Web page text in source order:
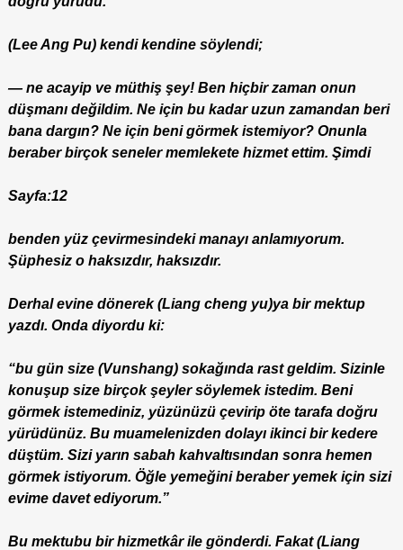
(Lee Ang Pu) kendi kendine söylendi;
— ne acayip ve müthiş şey! Ben hiçbir zaman onun
düşmanı değildim. Ne için bu kadar uzun zamandan beri
bana dargın? Ne için beni görmek istemiyor? Onunla
beraber birçok seneler memlekete hizmet ettim. Şimdi
Sayfa:12
benden yüz çevirmesindeki manayı anlamıyorum.
Şüphesiz o haksızdır, haksızdır.
Derhal evine dönerek (Liang cheng yu)ya bir mektup
yazdı. Onda diyordu ki:
“bu gün size (Vunshang) sokağında rast geldim. Sizinle
konuşup size birçok şeyler söylemek istedim. Beni
görmek istemediniz, yüzünüzü çevirip öte tarafa doğru
yürüdünüz. Bu muamelenizden dolayı ikinci bir kedere
düştüm. Sizi yarın sabah kahvaltısından sonra hemen
görmek istiyorum. Öğle yemeğini beraber yemek için sizi
evime davet ediyorum.”
Bu mektubu bir hizmetkâr ile gönderdi. Fakat (Liang